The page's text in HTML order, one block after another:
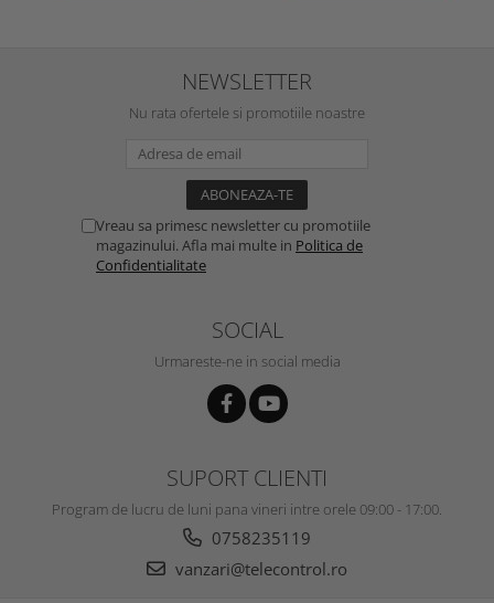
NEWSLETTER
Nu rata ofertele si promotiile noastre
Vreau sa primesc newsletter cu promotiile
magazinului. Afla mai multe in Politica de
Confidentialitate
SOCIAL
Urmareste-ne in social media
SUPORT CLIENTI
Program de lucru de luni pana vineri intre orele 09:00 - 17:00.
0758235119
vanzari@telecontrol.ro